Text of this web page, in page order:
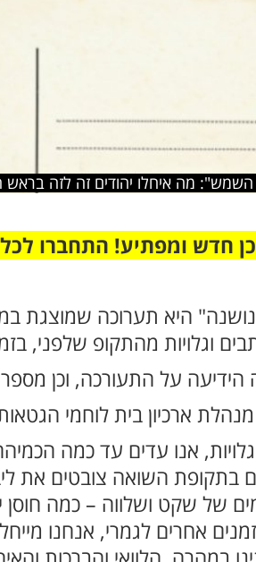
מה איחלו יהודים זה לזה
חדש ומפתיע! התחברו
היא תערוכה שמוצגת
וגלויות מהתקופ שלפני,
הידיעה על התעורכה, וכן
ארכיון בית לוחמי
אנו עדים עד כמה
בתקופת השואה צובטים את
של שקט ושלווה – כמה חוסן
אחרים לגמרי, אנחנו